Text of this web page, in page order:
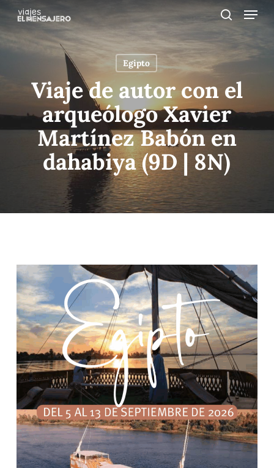
main
Menu
Egipto
Viaje de autor con el
arqueólogo Xavier
Martínez Babón en
dahabiya (9D | 8N)